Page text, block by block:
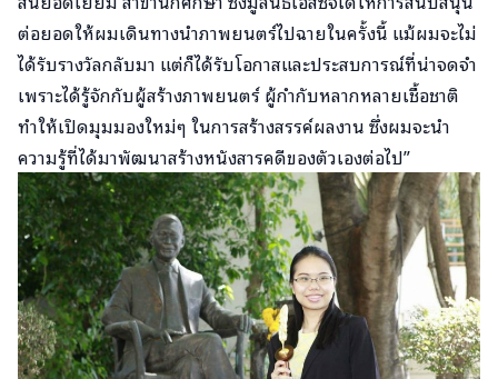
ต่อยอดให้ผมเดินทางนำภาพยนตร์ไปฉายในครั้งนี้ แม้ผมจะไม่
ได้รับรางวัลกลับมา แต่ก็ได้รับโอกาสและประสบการณ์ที่น่าจดจำ
เพราะได้รู้จักกับผู้สร้างภาพยนตร์ ผู้กำกับหลากหลายเชื้อชาติ
ทำให้เปิดมุมมองใหม่ๆ ในการสร้างสรรค์ผลงาน ซึ่งผมจะนำ
ความรู้ที่ได้มาพัฒนาสร้างหนังสารคดีของตัวเองต่อไป”